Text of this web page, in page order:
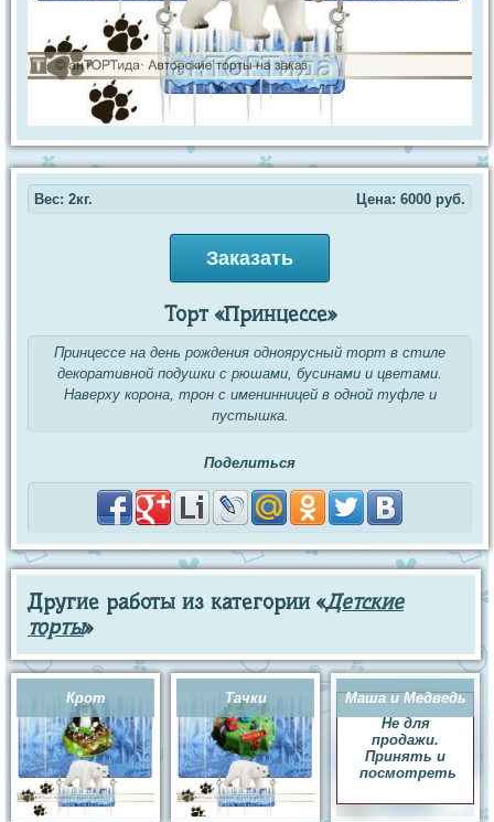
Вес: 2кг. Цена: 6000 руб.
Заказать
Торт «Принцессе»
Принцессе на день рождения одноярусный торт в стиле
декоративной подушки с рюшами, бусинами и цветами.
Наверху корона, трон с именинницей в одной туфле и
пустышка.
Поделиться
Другие работы из категории «Детские
торты»
Крот Тачки
Маша и Медведь
Не для
продажи.
Принять и
посмотреть